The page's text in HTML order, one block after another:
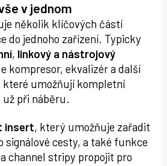
v jednom
několik klíčových částí
do jednoho zařízení. Typicky
, linkový a nástrojový
kompresor, ekvalizér a další
umožňují kompletní
už při náběru.
insert, který umožňuje zařadit
signálové cesty, a také funkce
channel stripy propojit pro